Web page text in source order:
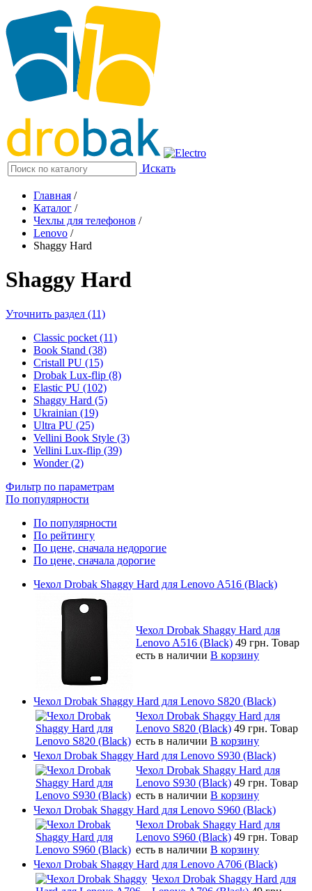
Искать
Главная /
Каталог /
Чехлы для телефонов /
Lenovo /
Shaggy Hard
Shaggy Hard
Уточнить раздел (11)
Classic pocket (11)
Book Stand (38)
Cristall PU (15)
Drobak Lux-flip (8)
Elastic PU (102)
Shaggy Hard (5)
Ukrainian (19)
Ultra PU (25)
Vellini Book Style (3)
Vellini Lux-flip (39)
Wonder (2)
Фильтр по параметрам
По популярности
По популярности
По рейтингу
По цене, сначала недорогие
По цене, сначала дорогие
Чехол Drobak Shaggy Hard для Lenovo A516 (Black)
Чехол Drobak Shaggy Hard для
Lenovo A516 (Black) 49 грн. Товар
есть в наличии В корзину
Чехол Drobak Shaggy Hard для Lenovo S820 (Black)
Чехол Drobak Shaggy Hard для
Lenovo S820 (Black) 49 грн. Товар
есть в наличии В корзину
Чехол Drobak Shaggy Hard для Lenovo S930 (Black)
Чехол Drobak Shaggy Hard для
Lenovo S930 (Black) 49 грн. Товар
есть в наличии В корзину
Чехол Drobak Shaggy Hard для Lenovo S960 (Black)
Чехол Drobak Shaggy Hard для
Lenovo S960 (Black) 49 грн. Товар
есть в наличии В корзину
Чехол Drobak Shaggy Hard для Lenovo A706 (Black)
Чехол Drobak Shaggy Hard для